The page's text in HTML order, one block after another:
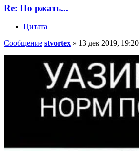
Re: По ржать...
Цитата
Сообщение stvortex » 13 дек 2019, 19:20